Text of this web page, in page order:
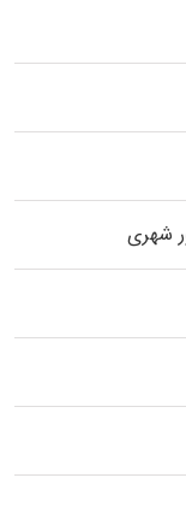
شهری